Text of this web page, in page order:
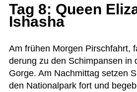
Tag 8: Queen
Ishasha
Am frü­hen Mor­gen Pirsch­fahrt,
de­rung zu den Schim­pan­sen in
Gorge. Am Nach­mit­tag set­zen
den Natio­nal­park fort und